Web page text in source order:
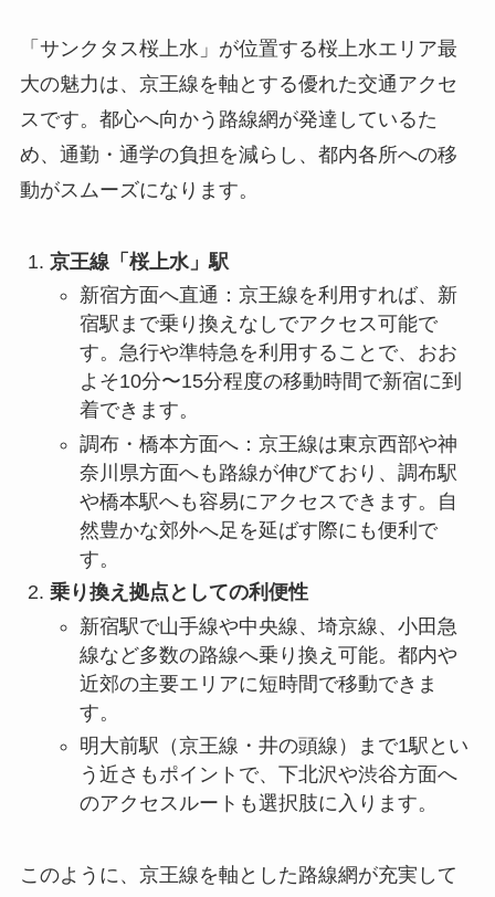
「サンクタス桜上水」が位置する桜上水エリア最
大の魅力は、京王線を軸とする優れた交通アクセ
スです。都心へ向かう路線網が発達しているた
め、通勤・通学の負担を減らし、都内各所への移
動がスムーズになります。
京王線「桜上水」駅
新宿方面へ直通：京王線を利用すれば、新
宿駅まで乗り換えなしでアクセス可能で
す。急行や準特急を利用することで、おお
よそ10分〜15分程度の移動時間で新宿に到
着できます。
調布・橋本方面へ：京王線は東京西部や神
奈川県方面へも路線が伸びており、調布駅
や橋本駅へも容易にアクセスできます。自
然豊かな郊外へ足を延ばす際にも便利で
す。
乗り換え拠点としての利便性
新宿駅で山手線や中央線、埼京線、小田急
線など多数の路線へ乗り換え可能。都内や
近郊の主要エリアに短時間で移動できま
す。
明大前駅（京王線・井の頭線）まで1駅とい
う近さもポイントで、下北沢や渋谷方面へ
のアクセスルートも選択肢に入ります。
このように、京王線を軸とした路線網が充実して